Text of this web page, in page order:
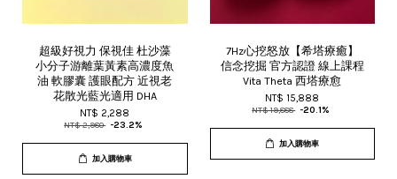
超級好視力 保視佳 杜沙藻
小分子游離葉黃素高濃度魚
油 軟膠囊 護眼配方 近視老
花散光藍光適用 DHA
NT$ 2,288
NT$ 2,980 -23.2%
加入購物車
7Hz心挖怒放【希塔療癒】
信念挖掘 官方認證 線上課程
Vita Theta 西塔療愈
NT$ 15,888
NT$ 19,888 -20.1%
加入購物車